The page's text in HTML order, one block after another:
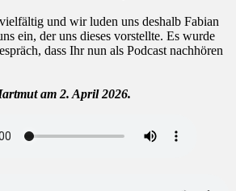
und wir luden uns deshalb Fabian
ein, der uns dieses vorstellte. Es wurde
dass Ihr nun als Podcast nachhören
am 2. April 2026.